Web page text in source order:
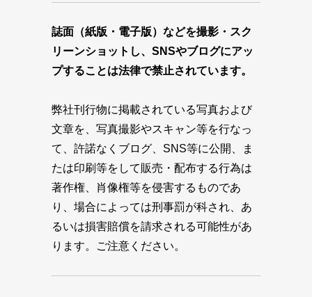
誌面（紙版・電子版）などを撮影・スク
リーンショットし、SNSやブログにアッ
プすることは法律で禁止されています。
弊社刊行物に掲載されている写真および
文章を、写真撮影やスキャン等を行なっ
て、許諾なくブログ、SNS等に公開、ま
たは印刷等をして販売・配布する行為は
著作権、肖像権等を侵害するものであ
り、場合によっては刑事罰が科され、あ
るいは損害賠償を請求される可能性があ
ります。ご注意ください。